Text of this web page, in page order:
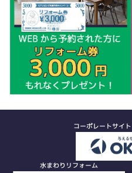
コーポレートサイ
水まわりリフォーム